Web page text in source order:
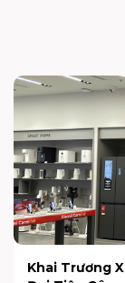
Khai Trương